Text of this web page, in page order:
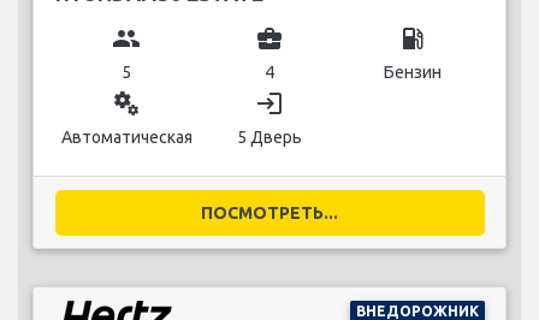
group
5
business_center
4
local_gas_station
Бензин
miscellaneous_services
Автоматическая
login
5 Дверь
ПОСМОТРЕТЬ...
ВНЕДОРОЖНИК